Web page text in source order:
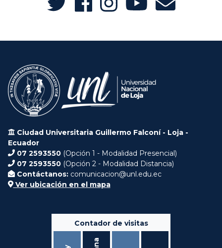
Ciudad Universitaria Guillermo Falconí - Loja -
Ecuador
07 2593550 (Opción 1 - Modalidad Presencial)
07 2593550 (Opción 2 - Modalidad Distancia)
Contáctanos: comunicacion@unl.edu.ec
Ver ubicación en el mapa
Contador de visitas